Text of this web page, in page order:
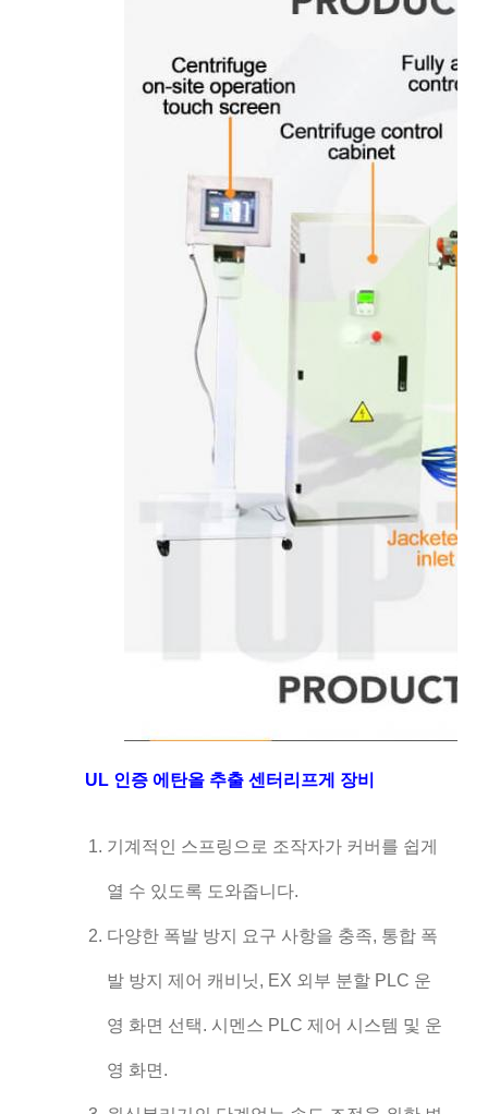
UL 인증 에탄올 추출 센터리프게 장비
기계적인 스프링으로 조작자가 커버를 쉽게
열 수 있도록 도와줍니다.
다양한 폭발 방지 요구 사항을 충족, 통합 폭
발 방지 제어 캐비닛, EX 외부 분할 PLC 운
영 화면 선택. 시멘스 PLC 제어 시스템 및 운
영 화면.